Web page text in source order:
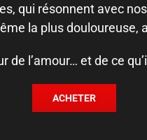
qui résonnent avec
la plus douloureuse,
de l’amour… et de ce
ACHETER